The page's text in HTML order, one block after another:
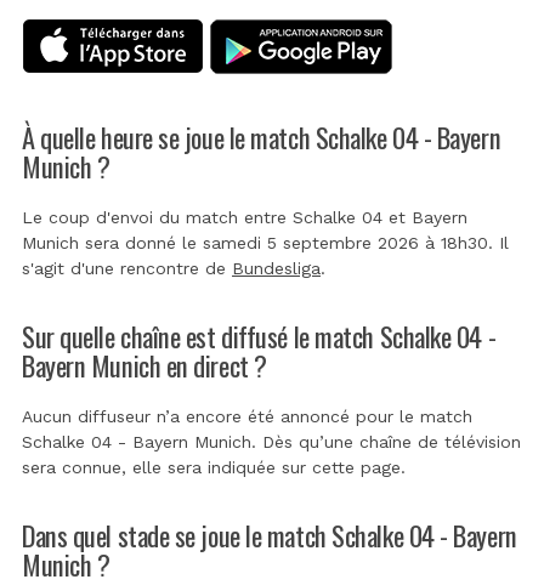
À quelle heure se joue le match Schalke 04 - Bayern
Munich ?
Le coup d'envoi du match entre Schalke 04 et Bayern
Munich sera donné le samedi 5 septembre 2026 à 18h30. Il
s'agit d'une rencontre de Bundesliga.
Sur quelle chaîne est diffusé le match Schalke 04 -
Bayern Munich en direct ?
Aucun diffuseur n’a encore été annoncé pour le match
Schalke 04 - Bayern Munich. Dès qu’une chaîne de télévision
sera connue, elle sera indiquée sur cette page.
Dans quel stade se joue le match Schalke 04 - Bayern
Munich ?